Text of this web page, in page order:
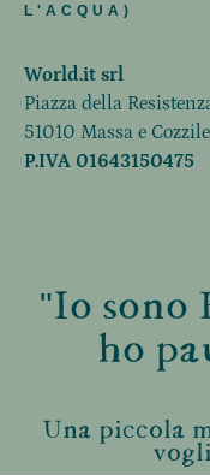
L'ACQUA)
World.it srl
Piazza della
51010 Massa e
P.IVA 01643150475
"Io sono
ho
Una piccola